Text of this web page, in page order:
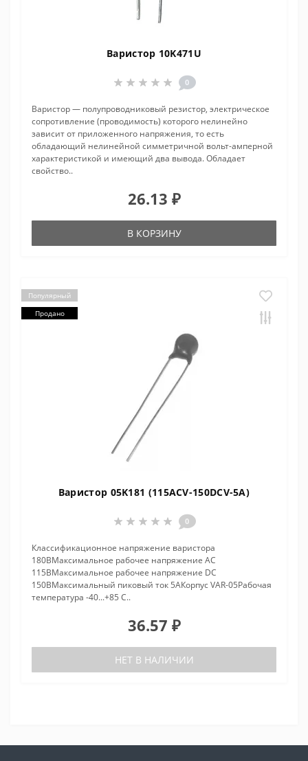
Варистор 10K471U
0
Варистор — полупроводниковый резистор, электрическое
сопротивление (проводимость) которого нелинейно
зависит от приложенного напряжения, то есть
обладающий нелинейной симметричной вольт-амперной
характеристикой и имеющий два вывода. Обладает
свойство..
26.13 ₽
В КОРЗИНУ
Популярный
Продано
Варистор 05K181 (115ACV-150DCV-5A)
0
Классификационное напряжение варистора
180ВМаксимальное рабочее напряжение AC
115ВМаксимальное рабочее напряжение DC
150ВМаксимальный пиковый ток 5АКорпус VAR-05Рабочая
температура -40...+85 С..
36.57 ₽
НЕТ В НАЛИЧИИ